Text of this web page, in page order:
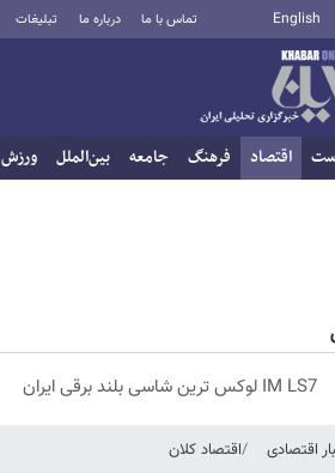
English تماس با ما درباره ما تبلیغات
اقتصاد فرهنگ جامعه بین‌الملل ورزش
IM LS7 لوکس ترین شاسی بلند برقی ایران
اقتصادی اقتصاد کلان